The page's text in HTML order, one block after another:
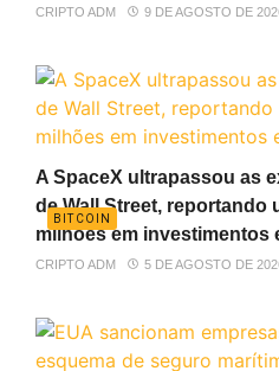
CRIPTO ADM 9 DE AGOSTO DE
BITCOIN
A SpaceX ultrapassou as
de Wall Street, reportando
milhões em investimentos
CRIPTO ADM 5 DE AGOSTO DE